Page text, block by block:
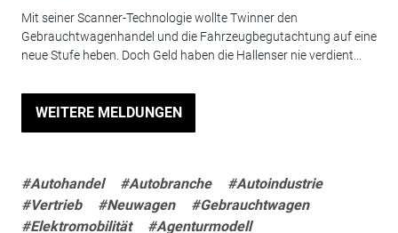
Mit seiner Scanner-Technologie wollte Twinner den
Gebrauchtwagenhandel und die Fahrzeugbegutachtung auf eine
neue Stufe heben. Doch Geld haben die Hallenser nie verdient...
WEITERE MELDUNGEN
#Autohandel #Autobranche
#Autoindustrie
#Vertrieb
#Neuwagen
#Gebrauchtwagen
#Elektromobilität
#Agenturmodell